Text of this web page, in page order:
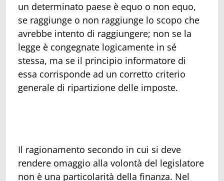
un determinato paese è equo o non equo,
se raggiunge o non raggiunge lo scopo che
avrebbe intento di raggiungere; non se la
legge è congegnate logicamente in sé
stessa, ma se il principio informatore di
essa corrisponde ad un corretto criterio
generale di ripartizione delle imposte.
Il ragionamento secondo in cui si deve
rendere omaggio alla volontà del legislatore
non è una particolarità della finanza. Nel